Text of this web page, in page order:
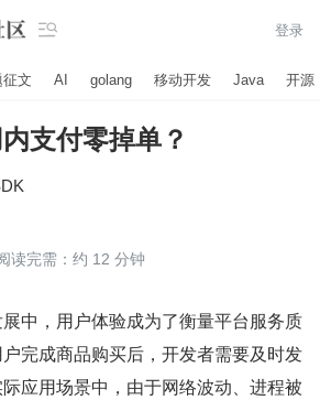
 登录
征文 AI golang 移动开发 Java 开源
支付零掉单？
读完需：约 12 分钟
中，用户体验成为了衡量平台服务质
完成商品购买后，开发者需要及时发
应用场景中，由于网络波动、进程被